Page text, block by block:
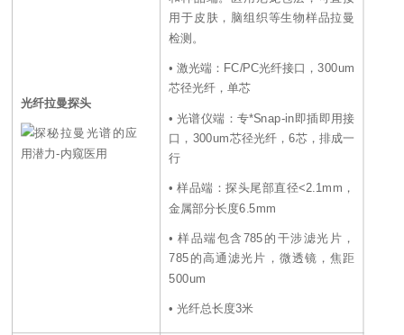
光纤拉曼探头
用于皮肤，脑组织等生物样品拉曼
检测。
• 激光端：FC/PC光纤接口，300um
芯径光纤，单芯
• 光谱仪端：专*Snap-in即插即用接
口，300um芯径光纤，6芯，排成一
行
• 样品端：探头尾部直径<2.1mm，
金属部分长度6.5mm
• 样品端包含785的干涉滤光片，
785的高通滤光片，微透镜，焦距
500um
• 光纤总长度3米